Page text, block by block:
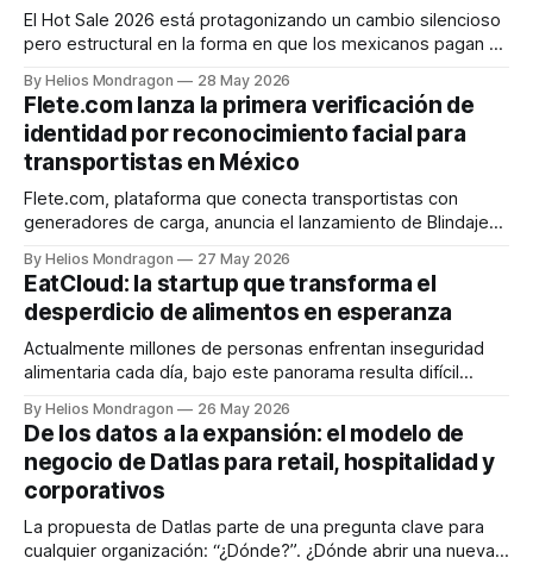
El Hot Sale 2026 está protagonizando un cambio silencioso
pero estructural en la forma en que los mexicanos pagan en
CoDi y Dimo, emergen como protagonistas reales del
comercio electrónico, disputando terreno a las tarjetas de
crédito y débito en uno de
By Helios Mondragon 28 May 2026
Flete.com lanza la primera verificación de
identidad por reconocimiento facial para
transportistas en México
Flete.com, plataforma que conecta transportistas con
generadores de carga, anuncia el lanzamiento de Blindaje
reconocimiento facial con prueba de vida para
transportistas en México. Arranca con 500 transportistas
validados y la compañía espera superar los 1000 perfiles en
lo que resta
By Helios Mondragon 27 May 2026
EatCloud: la startup que transforma el
desperdicio de alimentos en esperanza
Actualmente millones de personas enfrentan inseguridad
alimentaria cada día, bajo este panorama resulta difícil
consumible terminan en la basura. Esa contradicción fue
precisamente el punto de partida para EatCloud, una startup
latinoamericana que está demostrando cómo la tecnología
puede convertirse en una herramienta poderosa
By Helios Mondragon 26 May 2026
De los datos a la expansión: el modelo de
negocio de Datlas para retail, hospitalidad y
corporativos
La propuesta de Datlas parte de una pregunta clave para
cualquier organización: “¿Dónde?”. ¿Dónde abrir una nueva